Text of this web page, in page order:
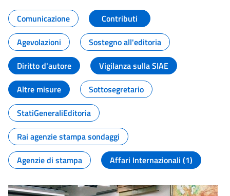
Tutti i contenuti della pagina
Comunicazione
Contributi
Agevolazioni
Sostegno all'editoria
Diritto d'autore
Vigilanza sulla SIAE
Altre misure
Sottosegretario
StatiGeneraliEditoria
Rai agenzie stampa sondaggi
Agenzie di stampa
Affari Internazionali (1)